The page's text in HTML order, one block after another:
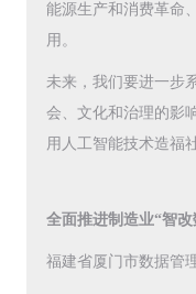
能源生产和消费革命
用。
未来，我们要进一步
会、文化和治理的影
用人工智能技术造福
全面推进制造业“智改
福建省厦门市数据管